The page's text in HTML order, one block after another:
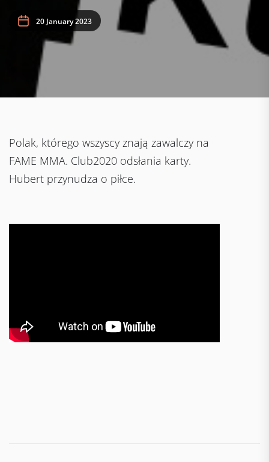
20 January 2023
Polak, którego wszyscy znają zawalczy na
FAME MMA. Club2020 odsłania karty.
Hubert przynudza o piłce.